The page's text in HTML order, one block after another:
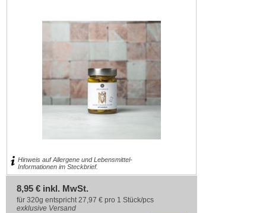
Hinweis auf Allergene und Lebensmittel-
Informationen im Steckbrief.
8,95 € inkl. MwSt.
für 320g entspricht 27,97 € pro 1 Stück/pcs
exklusive Versand